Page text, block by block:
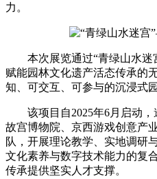
力。
本次展览通过“青绿山水
赋能园林文化遗产活态传承的
知、可交互、可参与的沉浸式
该项目自2025年6月启动
故宫博物院、京西游戏创意产
队，开展理论教学、实地调研
文化素养与数字技术能力的复
传承提供坚实人才支撑。